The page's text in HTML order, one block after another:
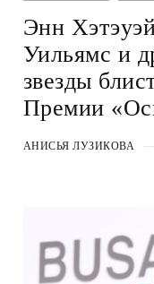
Энн
Уильямс и
звезды
Премии
АНИСЬЯ ЛУЗИКОВА